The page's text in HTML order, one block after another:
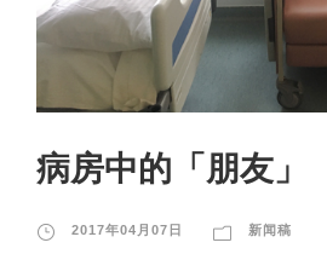
病房中的「朋友」
2017年04月07日 新闻稿